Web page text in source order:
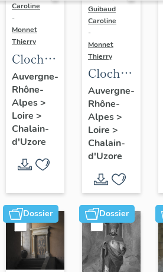
Caroline
-
Monnet
Thierry
Cloche :
Françoise
Yvonne
(n°2)
Auvergne-
Rhône-
Alpes>
Loire >
Chalain-
d'Uzore
Guibaud
Caroline
-
Monnet
Thierry
Cloche
(n°1)
Auvergne-
Rhône-
Alpes>
Loire >
Chalain-
d'Uzore
Dossier Dossier